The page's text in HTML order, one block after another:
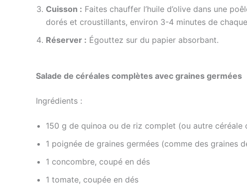
Cuisson : Faites chauffer l’huile d’olive dans une
dorés et croustillants, environ 3-4 minutes de
Réserver : Égouttez sur du papier absorbant.
Salade de céréales complètes avec graines germées
Ingrédients :
150 g de quinoa ou de riz complet (ou autre
1 poignée de graines germées (comme des graines
1 concombre, coupé en dés
1 tomate, coupée en dés